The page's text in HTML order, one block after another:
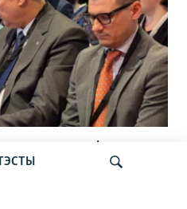
апазыцыі на
рэжыму: што